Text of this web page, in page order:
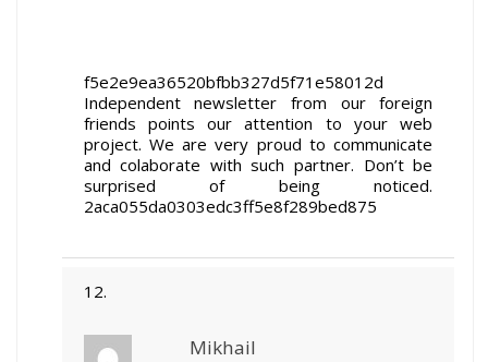
f5e2e9ea36520bfbb327d5f71e58012d
Independent newsletter from our foreign
friends points our attention to your web
project. We are very proud to communicate
and colaborate with such partner. Don’t be
surprised of being noticed.
2aca055da0303edc3ff5e8f289bed875
Mikhail